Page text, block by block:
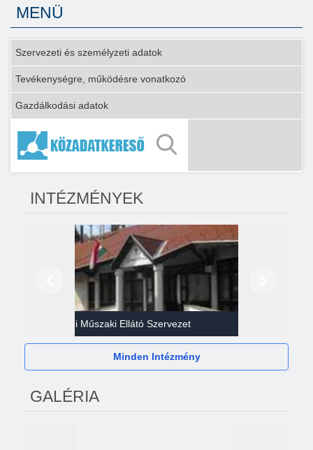
MENÜ
Szervezeti és személyzeti adatok
Tevékenységre, működésre vonatkozó
Gazdálkodási adatok
INTÉZMÉNYEK
Gazdasági Műszaki Ellátó Szervezet
Minden Intézmény
GALÉRIA